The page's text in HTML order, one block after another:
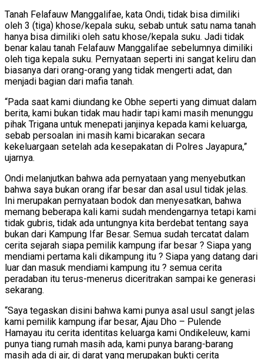
Tanah Felafauw Manggalifae, kata Ondi, tidak bisa dimiliki
oleh 3 (tiga) khose/kepala suku, sebab untuk satu nama tanah
hanya bisa dimiliki oleh satu khose/kepala suku. Jadi tidak
benar kalau tanah Felafauw Manggalifae sebelumnya dimiliki
oleh tiga kepala suku. Pernyataan seperti ini sangat keliru dan
biasanya dari orang-orang yang tidak mengerti adat, dan
menjadi bagian dari mafia tanah.
“Pada saat kami diundang ke Obhe seperti yang dimuat dalam
berita, kami bukan tidak mau hadir tapi kami masih menunggu
pihak Trigana untuk menepati janjinya kepada kami keluarga,
sebab persoalan ini masih kami bicarakan secara
kekeluargaan setelah ada kesepakatan di Polres Jayapura,”
ujarnya.
Ondi melanjutkan bahwa ada pernyataan yang menyebutkan
bahwa saya bukan orang ifar besar dan asal usul tidak jelas.
Ini merupakan pernyataan bodok dan menyesatkan, bahwa
memang beberapa kali kami sudah mendengarnya tetapi kami
tidak gubris, tidak ada untungnya kita berdebat tentang saya
bukan dari Kampung Ifar Besar. Semua sudah tercatat dalam
cerita sejarah siapa pemilik kampung ifar besar ? Siapa yang
mendiami pertama kali dikampung itu ? Siapa yang datang dari
luar dan masuk mendiami kampung itu ? semua cerita
peradaban itu terus-menerus diceritrakan sampai ke generasi
sekarang.
“Saya tegaskan disini bahwa kami punya asal usul sangt jelas
kami pemilik kampung ifar besar, Ajau Dho – Pulende
Hamayau itu cerita identitas keluarga kami Ondikeleuw, kami
punya tiang rumah masih ada, kami punya barang-barang
masih ada di air, di darat yang merupakan bukti cerita